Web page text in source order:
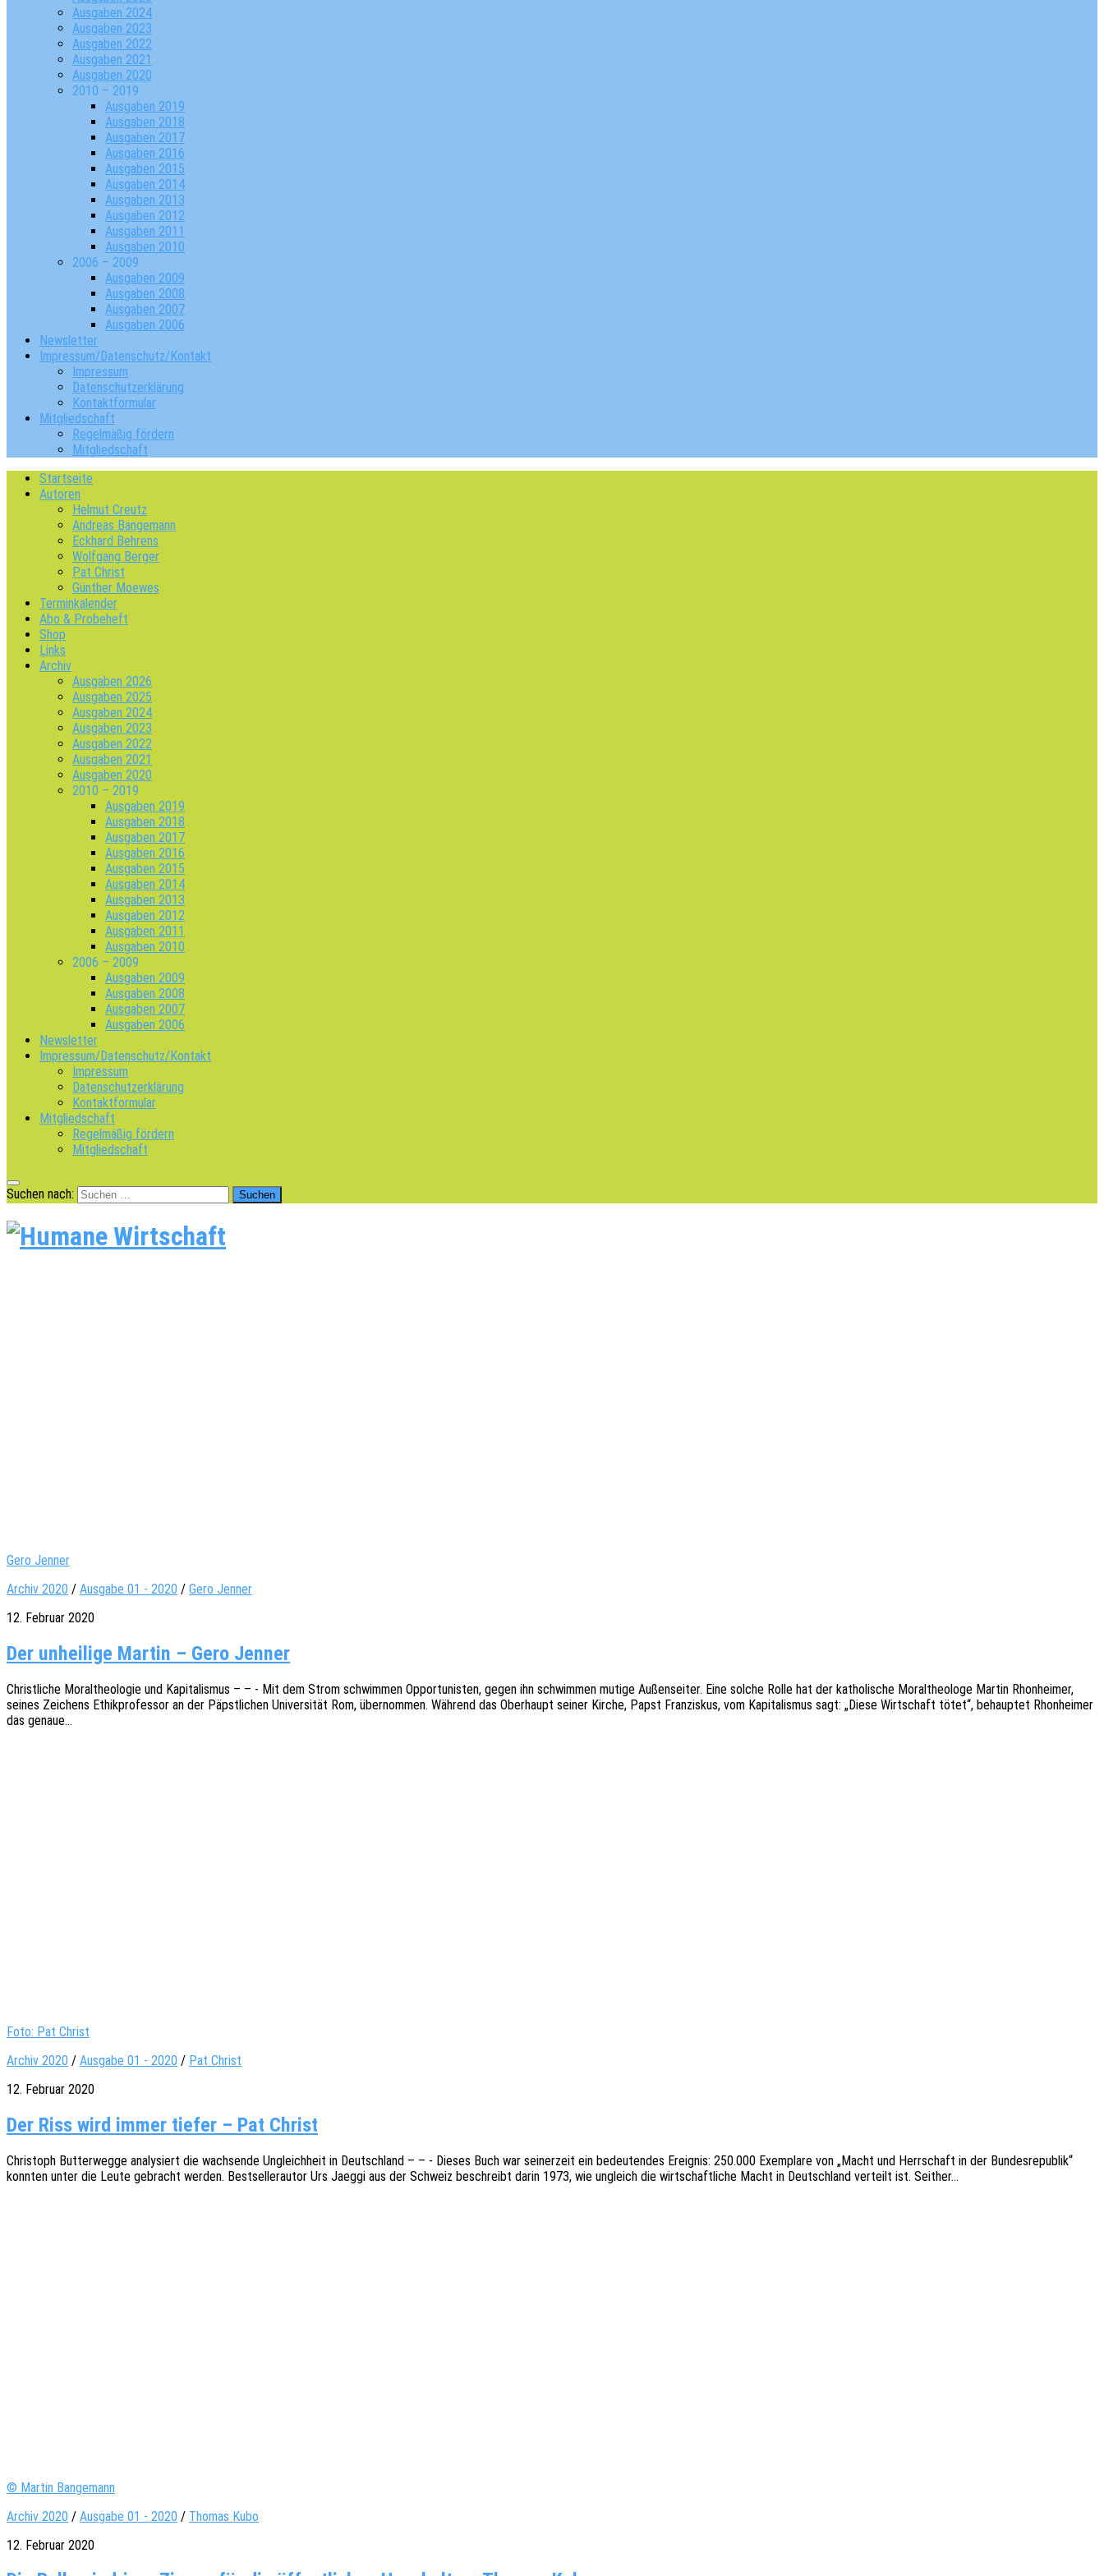
Ausgaben 2024
Ausgaben 2023
Ausgaben 2022
Ausgaben 2021
Ausgaben 2020
2010 – 2019
Ausgaben 2019
Ausgaben 2018
Ausgaben 2017
Ausgaben 2016
Ausgaben 2015
Ausgaben 2014
Ausgaben 2013
Ausgaben 2012
Ausgaben 2011
Ausgaben 2010
2006 – 2009
Ausgaben 2009
Ausgaben 2008
Ausgaben 2007
Ausgaben 2006
Newsletter
Impressum/Datenschutz/Kontakt
Impressum
Datenschutzerklärung
Kontaktformular
Mitgliedschaft
Regelmäßig fördern
Mitgliedschaft
Startseite
Autoren
Helmut Creutz
Andreas Bangemann
Eckhard Behrens
Wolfgang Berger
Pat Christ
Günther Moewes
Terminkalender
Abo & Probeheft
Shop
Links
Archiv
Ausgaben 2026
Ausgaben 2025
Ausgaben 2024
Ausgaben 2023
Ausgaben 2022
Ausgaben 2021
Ausgaben 2020
2010 – 2019
Ausgaben 2019
Ausgaben 2018
Ausgaben 2017
Ausgaben 2016
Ausgaben 2015
Ausgaben 2014
Ausgaben 2013
Ausgaben 2012
Ausgaben 2011
Ausgaben 2010
2006 – 2009
Ausgaben 2009
Ausgaben 2008
Ausgaben 2007
Ausgaben 2006
Newsletter
Impressum/Datenschutz/Kontakt
Impressum
Datenschutzerklärung
Kontaktformular
Mitgliedschaft
Regelmäßig fördern
Mitgliedschaft
Suchen nach:
Gero Jenner
Archiv 2020 / Ausgabe 01 - 2020 / Gero Jenner
12. Februar 2020
Der unheilige Martin – Gero Jenner
Christ­li­che Moral­theo­lo­gie und Kapi­ta­lis­mus – – - Mit dem Strom schwim­men Oppor­tu­nis­ten, gegen ihn schwim­men mutige Außen­sei­ter. Eine solche Rolle hat der katho­li­sche Moral­theo­lo­ge Martin Rhon­hei­mer,
seines Zeichens Ethik­pro­fes­sor an der Päpst­li­chen Univer­si­tät Rom, über­nom­men. Während das Ober­haupt seiner Kirche, Papst Fran­zis­kus, vom Kapi­ta­lis­mus sagt: „Diese Wirt­schaft tötet“, behaup­tet Rhon­hei­mer
das genaue…
Foto: Pat Christ
Archiv 2020 / Ausgabe 01 - 2020 / Pat Christ
12. Februar 2020
Der Riss wird immer tiefer – Pat Christ
Chris­toph Butter­weg­ge analy­siert die wach­sen­de Ungleich­heit in Deutsch­land – – - Dieses Buch war seiner­zeit ein bedeu­ten­des Ereig­nis: 250.000 Exem­pla­re von „Macht und Herr­schaft in der Bundes­re­pu­blik“
konn­ten unter die Leute gebracht werden. Best­sel­ler­au­tor Urs Jaeggi aus der Schweiz beschreibt darin 1973, wie ungleich die wirt­schaft­li­che Macht in Deutsch­land verteilt ist. Seither…
© Martin Bangemann
Archiv 2020 / Ausgabe 01 - 2020 / Thomas Kubo
12. Februar 2020